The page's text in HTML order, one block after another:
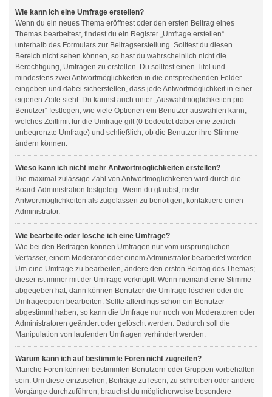
Wie kann ich eine Umfrage erstellen?
Wenn du ein neues Thema eröffnest oder den ersten Beitrag eines
Themas bearbeitest, findest du ein Register „Umfrage erstellen“
unterhalb des Formulars zur Beitragserstellung. Solltest du diesen
Bereich nicht sehen können, so hast du wahrscheinlich nicht die
Berechtigung, Umfragen zu erstellen. Du solltest einen Titel und
mindestens zwei Antwortmöglichkeiten in die entsprechenden Felder
eingeben und dabei sicherstellen, dass jede Antwortmöglichkeit in einer
eigenen Zeile steht. Du kannst auch unter „Auswahlmöglichkeiten pro
Benutzer“ festlegen, wie viele Optionen ein Benutzer auswählen kann,
welches Zeitlimit für die Umfrage gilt (0 bedeutet dabei eine zeitlich
unbegrenzte Umfrage) und schließlich, ob die Benutzer ihre Stimme
ändern können.
Wieso kann ich nicht mehr Antwortmöglichkeiten erstellen?
Die maximal zulässige Zahl von Antwortmöglichkeiten wird durch die
Board-Administration festgelegt. Wenn du glaubst, mehr
Antwortmöglichkeiten als zugelassen zu benötigen, kontaktiere einen
Administrator.
Wie bearbeite oder lösche ich eine Umfrage?
Wie bei den Beiträgen können Umfragen nur vom ursprünglichen
Verfasser, einem Moderator oder einem Administrator bearbeitet werden.
Um eine Umfrage zu bearbeiten, ändere den ersten Beitrag des Themas;
dieser ist immer mit der Umfrage verknüpft. Wenn niemand eine Stimme
abgegeben hat, dann können Benutzer die Umfrage löschen oder die
Umfrageoption bearbeiten. Sollte allerdings schon ein Benutzer
abgestimmt haben, so kann die Umfrage nur noch von Moderatoren oder
Administratoren geändert oder gelöscht werden. Dadurch soll die
Manipulation von laufenden Umfragen verhindert werden.
Warum kann ich auf bestimmte Foren nicht zugreifen?
Manche Foren können bestimmten Benutzern oder Gruppen vorbehalten
sein. Um diese einzusehen, Beiträge zu lesen, zu schreiben oder andere
Vorgänge durchzuführen, brauchst du möglicherweise besondere